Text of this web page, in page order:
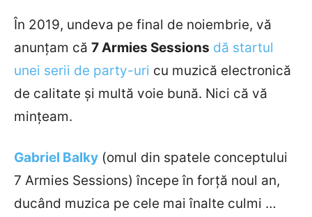
În 2019, undeva pe final de noiembrie, vă
anunțam că 7 Armies Sessions dă startul
unei serii de party-uri cu muzică electronică
de calitate și multă voie bună. Nici că vă
mințeam.
Gabriel Balky (omul din spatele conceptului
7 Armies Sessions) începe în forță noul an,
ducând muzica pe cele mai înalte culmi …